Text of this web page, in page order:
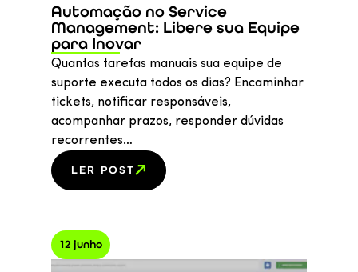
Automação no Service
Management: Libere sua Equipe
para Inovar
Quantas tarefas manuais sua equipe de
suporte executa todos os dias? Encaminhar
tickets, notificar responsáveis,
acompanhar prazos, responder dúvidas
recorrentes…
LER POST
12 junho